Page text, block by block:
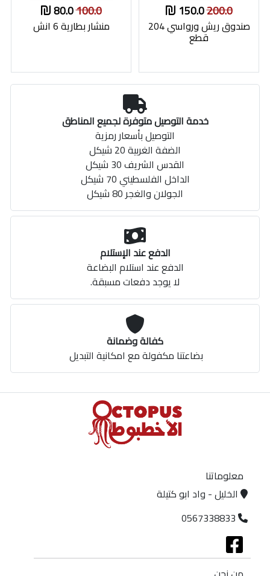
200.0
150.0
صندوق ريش ورواسي 204
قطع
100.0
80.0
منشار بطارية 6 انش
خدمة التوصيل متوفرة لجميع المناطق
التوصيل بأسعار رمزية
الضفة الغربية 20 شيكل
القدس الشريف 30 شيكل
الداخل الفلسطيني 70 شيكل
الجولان والغجر 80 شيكل
الدفع عند الإستلام
الدفع عند استلام البضاعة
لا يوجد دفعات مسبقة.
كفالة وضمانة
بضاعتنا مكفولة مع امكانية التبديل
معلوماتنا
الخليل - واد ابو كتيلة
0567338833